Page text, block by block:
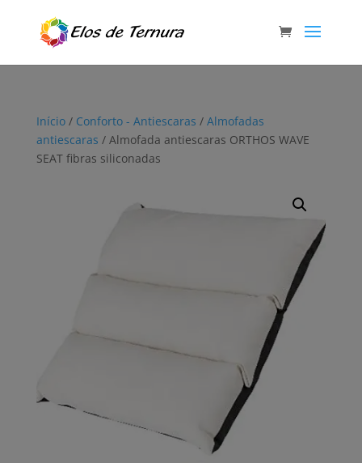
Início/ Conforto - Antiescaras / Almofadas
antiescaras / Almofada antiescaras ORTHOS WAVE
SEAT fibras siliconadas